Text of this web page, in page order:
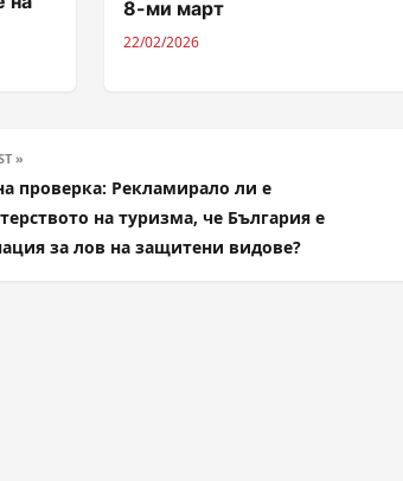
8-ми март
22/02/2026
»
проверка: Рекламирало ли е
на туризма, че България е
за лов на защитени видове?